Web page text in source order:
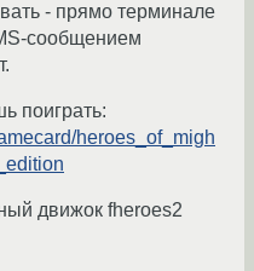
- прямо терминале
сообщением
поиграть:
heroes_of_migh
движок fheroes2